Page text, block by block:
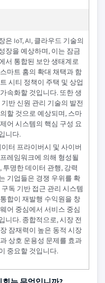
은 IoT, AI, 클라우드 기술의
장을 예상하며, 이는 잠금
서 통합된 보안 생태계로
마트 홈의 확대 채택과 함
시티 정책이 주택 및 상업
속화할 것입니다. 또한 생
반 신원 관리 기술의 발전
할 것으로 예상되며, 스마
어 시스템의 핵심 구성 요
니다.
터 프라이버시 및 사이버
레임워크에 의해 형성될
투명한 데이터 관행, 강력
기업들은 경쟁 우위를 확
독 기반 접근 관리 시스템
합이 재발행 수익원을 창
어 중심에서 서비스 중심
니다. 종합적으로, 시장 전
잠재력이 높은 동적 시장
상호 운용성 문제를 효과
중요할 것입니다.